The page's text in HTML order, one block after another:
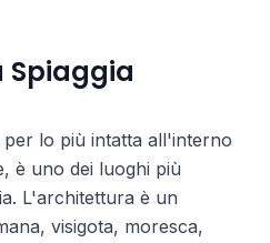
Spiaggia
lo più intatta all'interno
è uno dei luoghi più
L'architettura è un
visigota, moresca,